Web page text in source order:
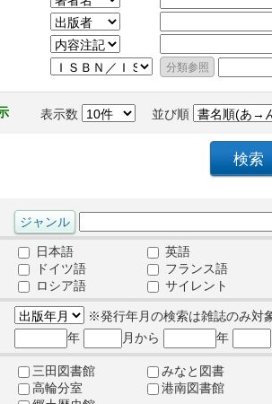
表示数 並び順
日本語
英語
ドイツ語
フランス語
ロシア語
サイレント
※発行年月の検索は雑誌のみ対
年
月から 年
三田図書館
みなと図書
高輪分室
港南図書館